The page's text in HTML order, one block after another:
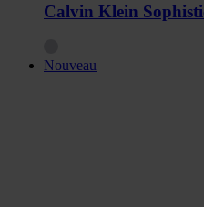
Calvin Klein
Nouveau